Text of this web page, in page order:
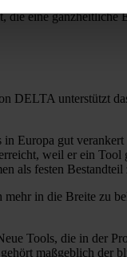
eine ganzheitliche
DELTA unterstützt
Europa gut
weil er ein
als festen Bestandteil
in die Breite zu
Tools, die in der
maßgeblich der